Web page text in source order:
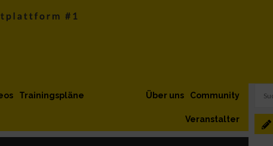
Trainingspläne Community
Über uns
Veranstalter